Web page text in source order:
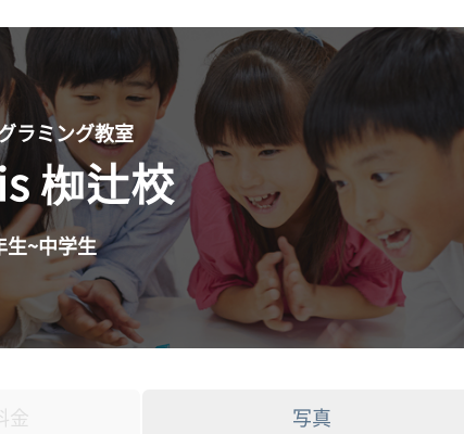
ラミング教室
椥辻校
生~中学生
金 写真